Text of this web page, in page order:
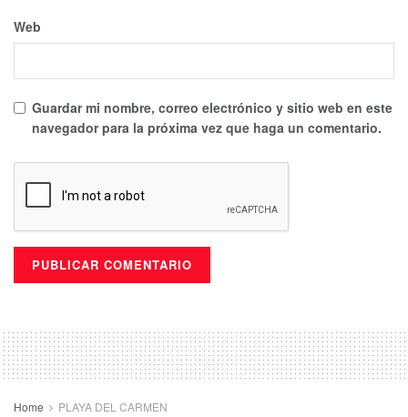
Web
Guardar mi nombre, correo electrónico y sitio web en este
navegador para la próxima vez que haga un comentario.
Home PLAYA DEL CARMEN